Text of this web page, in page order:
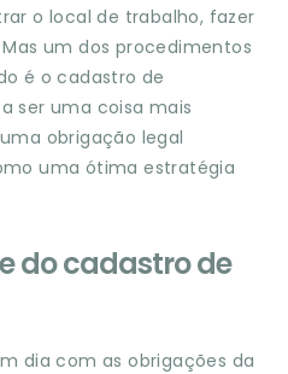
o local de trabalho, fazer
um dos procedimentos
é o cadastro de
ser uma coisa mais
obrigação legal
uma ótima estratégia
do cadastro de
dia com as obrigações da